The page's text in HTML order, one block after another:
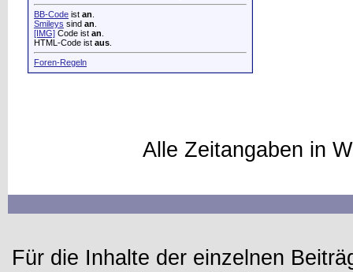
BB-Code ist an
Smileys sind an
[IMG] Code ist an
HTML-Code ist aus
Foren-Regeln
Alle Zeitangaben in
Für die Inhalte der einzelnen